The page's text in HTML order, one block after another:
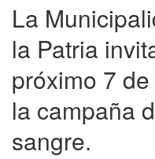
La
la Patria
próximo 7
la campaña
sangre.